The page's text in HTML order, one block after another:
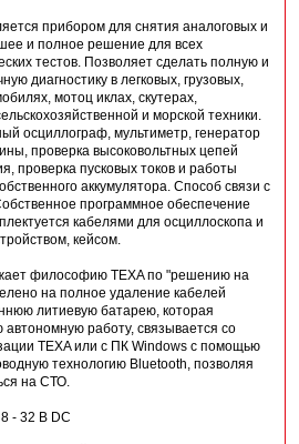
прибором для снятия аналоговых и
и полное решение для всех
тестов. Позволяет сделать полную и
диагностику в легковых, грузовых,
мотоц иклах, скутерах,
и морской техники.
осциллограф, мультиметр, генератор
проверка высоковольтных цепей
проверка пусковых токов и работы
аккумулятора. Способ связи с
программное обеспечение
кабелями для осциллоскопа и
кейсом.
философию TEXA по "решению на
на полное удаление кабелей
литиевую батарею, которая
автономную работу, связывается со
TEXA или с ПК Windows с помощью
технологию Bluetooth, позволяя
на СТО.
32 В DC